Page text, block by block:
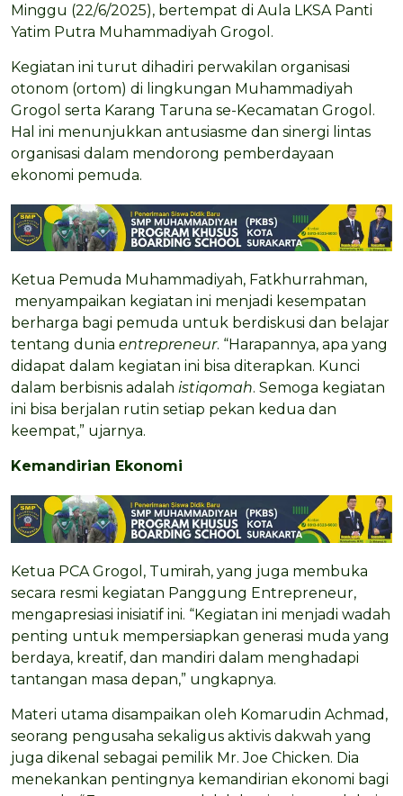
Minggu (22/6/2025), bertempat di Aula LKSA Panti
Yatim Putra Muhammadiyah Grogol.
Kegiatan ini turut dihadiri perwakilan organisasi
otonom (ortom) di lingkungan Muhammadiyah
Grogol serta Karang Taruna se-Kecamatan Grogol.
Hal ini menunjukkan antusiasme dan sinergi lintas
organisasi dalam mendorong pemberdayaan
ekonomi pemuda.
Ketua Pemuda Muhammadiyah, Fatkhurrahman,
menyampaikan kegiatan ini menjadi kesempatan
berharga bagi pemuda untuk berdiskusi dan belajar
tentang dunia entrepreneur. “Harapannya, apa yang
didapat dalam kegiatan ini bisa diterapkan. Kunci
dalam berbisnis adalah istiqomah. Semoga kegiatan
ini bisa berjalan rutin setiap pekan kedua dan
keempat,” ujarnya.
Kemandirian Ekonomi
Ketua PCA Grogol, Tumirah, yang juga membuka
secara resmi kegiatan Panggung Entrepreneur,
mengapresiasi inisiatif ini. “Kegiatan ini menjadi wadah
penting untuk mempersiapkan generasi muda yang
berdaya, kreatif, dan mandiri dalam menghadapi
tantangan masa depan,” ungkapnya.
Materi utama disampaikan oleh Komarudin Achmad,
seorang pengusaha sekaligus aktivis dakwah yang
juga dikenal sebagai pemilik Mr. Joe Chicken. Dia
menekankan pentingnya kemandirian ekonomi bagi